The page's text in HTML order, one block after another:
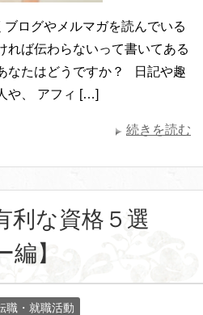
ログやメルマガを読んでいる
れば伝わらないって書いてある
なたはどうですか？ 日記や趣
や、 アフィ […]
続きを読む
利な資格５選
編】
職・就職活動